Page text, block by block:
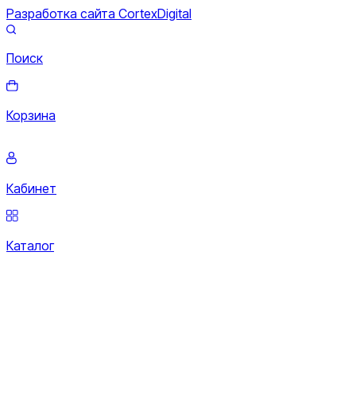
Разработка сайта CortexDigital
Поиск
Корзина
Кабинет
Каталог